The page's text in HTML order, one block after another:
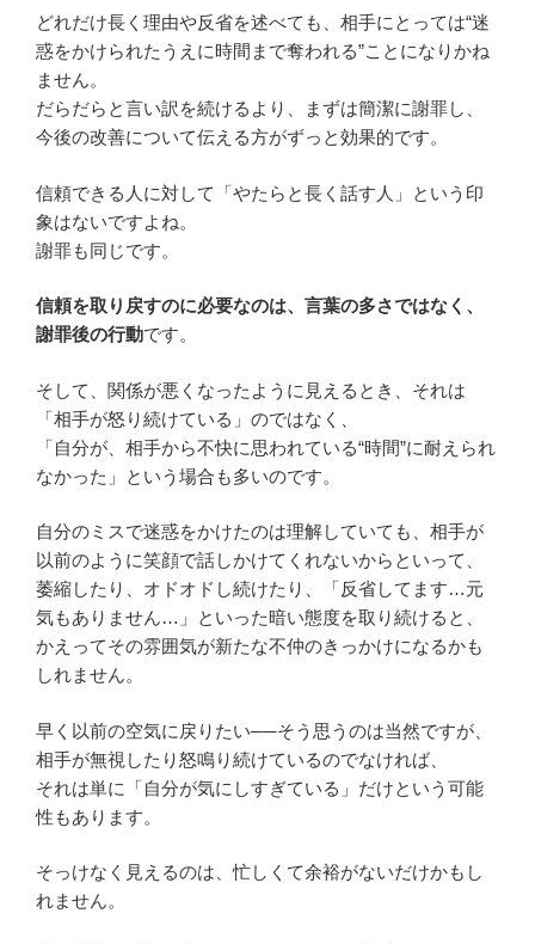
どれだけ長く理由や反省を述べても、相手にとっては“迷
惑をかけられたうえに時間まで奪われる”ことになりかね
ません。
だらだらと言い訳を続けるより、まずは簡潔に謝罪し、
今後の改善について伝える方がずっと効果的です。
信頼できる人に対して「やたらと長く話す人」という印
象はないですよね。
謝罪も同じです。
信頼を取り戻すのに必要なのは、言葉の多さではなく、
謝罪後の行動です。
そして、関係が悪くなったように見えるとき、それは
「相手が怒り続けている」のではなく、
「自分が、相手から不快に思われている“時間”に耐えられ
なかった」という場合も多いのです。
自分のミスで迷惑をかけたのは理解していても、相手が
以前のように笑顔で話しかけてくれないからといって、
萎縮したり、オドオドし続けたり、「反省してます…元
気もありません…」といった暗い態度を取り続けると、
かえってその雰囲気が新たな不仲のきっかけになるかも
しれません。
早く以前の空気に戻りたい──そう思うのは当然ですが、
相手が無視したり怒鳴り続けているのでなければ、
それは単に「自分が気にしすぎている」だけという可能
性もあります。
そっけなく見えるのは、忙しくて余裕がないだけかもし
れません。